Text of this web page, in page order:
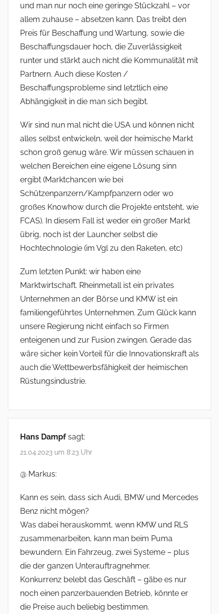
und man nur noch eine geringe Stückzahl – vor
allem zuhause – absetzen kann. Das treibt den
Preis für Beschaffung und Wartung, sowie die
Beschaffungsdauer hoch, die Zuverlässigkeit
runter und stärkt auch nicht die Kommunalität mit
Partnern. Auch diese Kosten /
Beschaffungsprobleme sind letztlich eine
Abhängigkeit in die man sich begibt.
Wir sind nun mal nicht die USA und können nicht
alles selbst entwickeln, weil der heimische Markt
schon groß genug wäre. Wir müssen schauen in
welchen Bereichen eine eigene Lösung sinn
ergibt (Marktchancen wie bei
Schützenpanzern/Kampfpanzern oder wo
großes Knowhow durch die Projekte entsteht, wie
FCAS). In diesem Fall ist weder ein großer Markt
übrig, noch ist der Launcher selbst die
Hochtechnologie (im Vgl zu den Raketen, etc)
Zum letzten Punkt: wir haben eine
Marktwirtschaft. Rheinmetall ist ein privates
Unternehmen an der Börse und KMW ist ein
familiengeführtes Unternehmen. Zum Glück kann
unsere Regierung nicht einfach so Firmen
enteigenen und zur Fusion zwingen. Gerade das
wäre sicher kein Vorteil für die Innovationskraft als
auch die Wettbewerbsfähigkeit der heimischen
Rüstungsindustrie.
Hans Dampf sagt:
21.04.2023 um 8:23 Uhr
@ Markus:
Kann es sein, dass sich Audi, BMW und Mercedes
Benz nicht mögen?
Was dabei herauskommt, wenn KMW und RLS
zusammenarbeiten, kann man beim Puma
bewundern. Ein Fahrzeug, zwei Systeme – plus
die der ganzen Unterauftragnehmer.
Konkurrenz belebt das Geschäft – gäbe es nur
noch einen panzerbauenden Betrieb, könnte er
die Preise auch beliebig bestimmen.